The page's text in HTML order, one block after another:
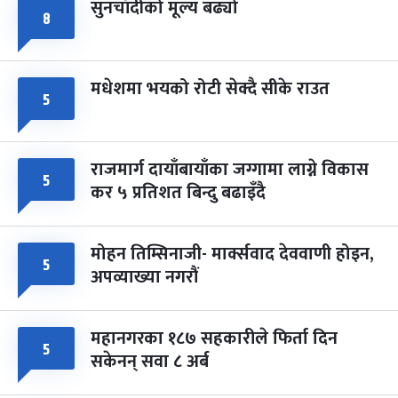
८ सुनचाँदीको मूल्य बढ्यो
५ मधेशमा भयको रोटी सेक्दै सीके राउत
५ राजमार्ग दायाँबायाँका जग्गामा लाग्ने विकास
कर ५ प्रतिशत बिन्दु बढाइँदै
५ मोहन तिम्सिनाजी- मार्क्सवाद देववाणी होइन,
अपव्याख्या नगरौं
५ महानगरका १८७ सहकारीले फिर्ता दिन
सकेनन् सवा ८ अर्ब